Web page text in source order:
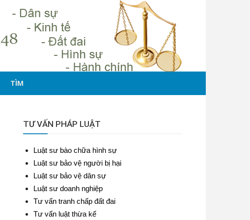
TÌM
TƯ VẤN PHÁP LUẬT
Luật sư bào chữa hình sự
Luật sư bảo vệ người bị hại
Luật sư bảo vệ dân sự
Luật sư doanh nghiệp
Tư vấn tranh chấp đất đai
Tư vấn luật thừa kế